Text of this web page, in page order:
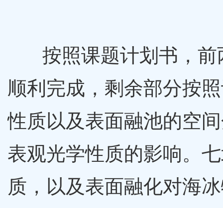
按照课题计划书，
顺利完成，剩余部分按
性质以及表面融池的空
表观光学性质的影响。
质，以及表面融化对海